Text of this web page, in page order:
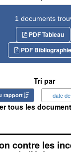
1 documents
PDF Tableau
PDF Bibliographie
Tri par
rapport date
tous les
contre les